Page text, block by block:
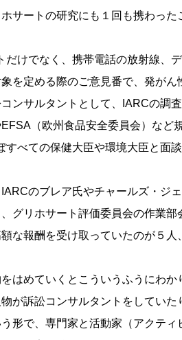
サートの研究にも１回も携わった
だけでなく、携帯電話の放射線、
を定める際のご意見番で、発が
ンサルタントとして、IARCの調
（欧州食品安全委員会）など
すべての保健大臣や環境大臣と面
のブレア氏やチャールズ・ジ
グリホサート評価委員会の作業
な報酬を受け取っていたのが５人
はめていくとこういうふうにわ
が訴訟コンサルタントをしてい
形で、専門家と活動家（アクテ